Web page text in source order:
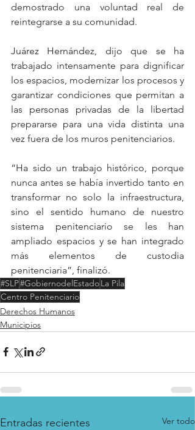
demostrado una voluntad real de
reintegrarse a su comunidad.
Juárez Hernández, dijo que se ha
trabajado intensamente para dignificar
los espacios, modernizar los procesos y
garantizar condiciones que permitan a
las personas privadas de la libertad
prepararse para una vida distinta una
vez fuera de los muros penitenciarios.
“Ha sido un trabajo histórico, porque
nunca antes se había invertido tanto en
transformar no solo la infraestructura,
sino el sentido humano de nuestro
sistema penitenciario se les han
ampliado espacios y se han integrado
más elementos de custodia
penitenciaria”, finalizó.
#SLP#GobiernodelEstadoLa Pila
Centro Penitenciario
Derechos Humanos
Municipios
Entradas recientes Ver todo